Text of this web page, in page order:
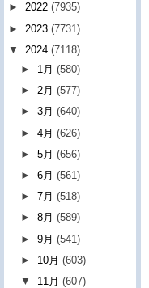
► 2022 (7935)
► 2023 (7731)
▼ 2024 (7118)
► 1月(580)
►2月(577)
►3月(640)
►4月(626)
►5月(656)
►6月(561)
►7月(518)
►8月(589)
►9月(541)
► 10月(603)
▼ 11月(607)